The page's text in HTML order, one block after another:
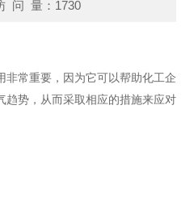
问 量：1730
常重要，因为它可以帮助化工企
趋势，从而采取相应的措施来应对